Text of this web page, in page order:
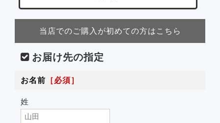
当店でのご購入が初めての方はこちら
お届け先の指定
お名前 ［必須］
姓